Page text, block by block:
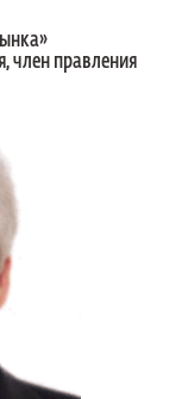
член правления